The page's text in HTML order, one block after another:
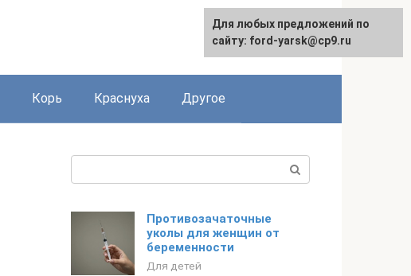
Корь Краснуха Другое
Противозачаточные
уколы для женщин от
беременности
Для детей
Для любых предложений по
сайту: ford-yarsk@cp9.ru